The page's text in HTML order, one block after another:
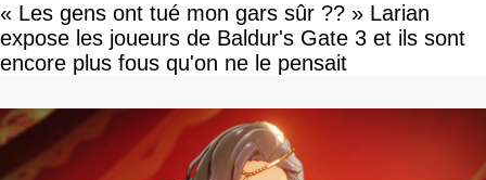
« Les gens ont tué mon gars sûr ?? » Larian
expose les joueurs de Baldur's Gate 3 et ils sont
encore plus fous qu'on ne le pensait